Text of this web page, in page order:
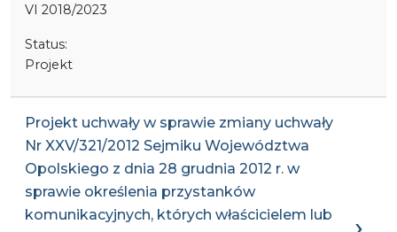
VI 2018/2023
Status:
Projekt
Projekt uchwały w sprawie zmiany uchwały
Nr XXV/321/2012 Sejmiku Województwa
Opolskiego z dnia 28 grudnia 2012 r. w
sprawie określenia przystanków
komunikacyjnych, których właścicielem lub